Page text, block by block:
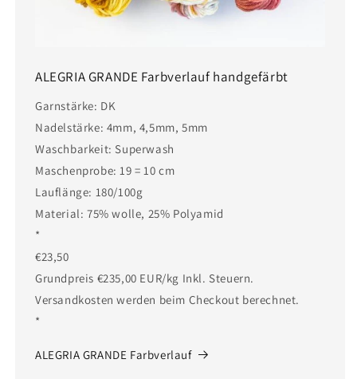
ALEGRIA GRANDE Farbverlauf handgefärbt
Garnstärke: DK
Nadelstärke: 4mm, 4,5mm, 5mm
Waschbarkeit: Superwash
Maschenprobe: 19 = 10 cm
Lauflänge: 180/100g
Material: 75% wolle, 25% Polyamid
*
€23,50
Grundpreis €235,00 EUR/kg Inkl. Steuern.
Versandkosten werden beim Checkout berechnet.
*
ALEGRIA GRANDE Farbverlauf